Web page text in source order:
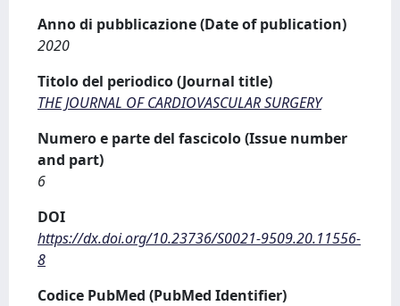
Anno di pubblicazione (Date of publication)
2020
Titolo del periodico (Journal title)
THE JOURNAL OF CARDIOVASCULAR SURGERY
Numero e parte del fascicolo (Issue number
and part)
6
DOI
https://dx.doi.org/10.23736/S0021-9509.20.11556-
8
Codice PubMed (PubMed Identifier)